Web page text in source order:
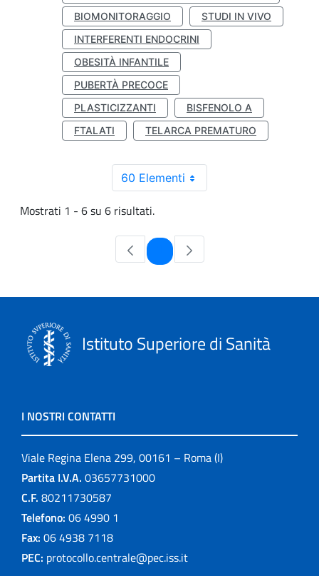
BIOMONITORAGGIO
STUDI IN VIVO
INTERFERENTI ENDOCRINI
OBESITÀ INFANTILE
PUBERTÀ PRECOCE
PLASTICIZZANTI
BISFENOLO A
FTALATI
TELARCA PREMATURO
60 Elementi
Mostrati 1 - 6 su 6 risultati.
Pagina
Istituto Superiore di Sanità
I NOSTRI CONTATTI
Viale Regina Elena 299, 00161 – Roma (I)
Partita I.V.A. 03657731000
C.F. 80211730587
Telefono: 06 4990 1
Fax: 06 4938 7118
PEC: protocollo.centrale@pec.iss.it